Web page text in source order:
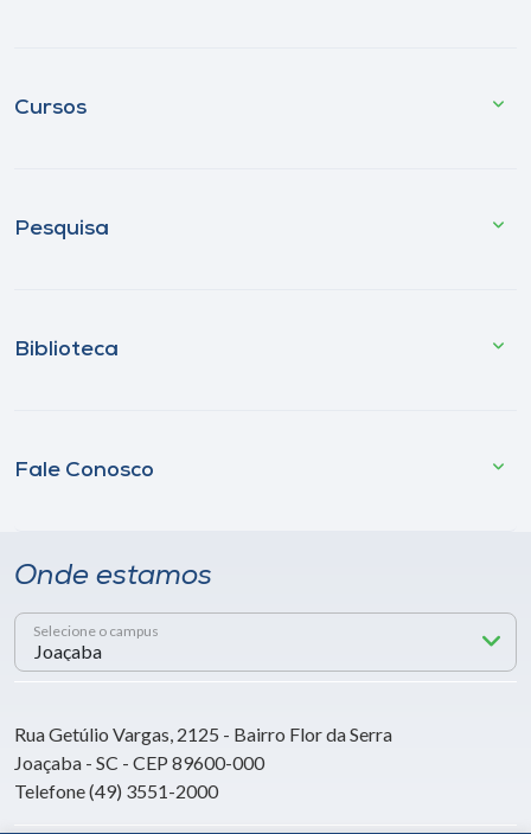
Cursos
Pesquisa
Biblioteca
Fale Conosco
Onde estamos
Selecione o campus
Rua Getúlio Vargas, 2125 - Bairro Flor da Serra
Joaçaba - SC - CEP 89600-000
Telefone (49) 3551-2000